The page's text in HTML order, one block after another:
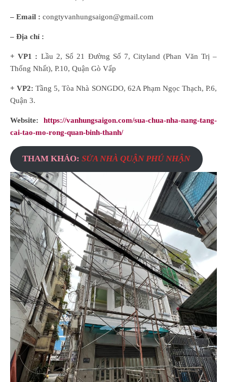
– Email : congtyvanhungsaigon@gmail.com
– Địa chỉ :
+ VP1 : Lầu 2, Số 21 Đường Số 7, Cityland (Phan Văn Trị –
Thống Nhất), P.10, Quận Gò Vấp
+ VP2:Tầng 5, Tòa Nhà SONGDO, 62A Phạm Ngọc Thạch, P.6,
Quận 3.
Website: https://vanhungsaigon.com/sua-chua-nha-nang-tang-
cai-tao-mo-rong-quan-binh-thanh/
THAM KHẢO:SỬA NHÀ QUẬN PHÚ NHẬN